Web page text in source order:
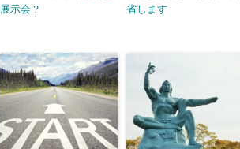
展示会？
省します